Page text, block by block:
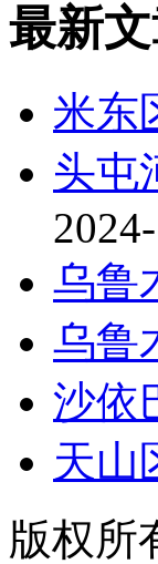
最新
米东
头屯
乌鲁
乌鲁
沙依
天山
版权所